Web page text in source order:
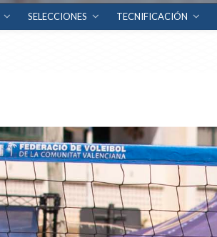
SELECCIONES TECNIFICACIÓN